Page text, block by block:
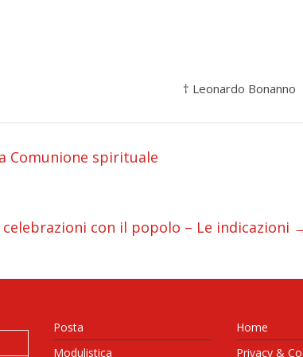
† Leonardo Bonanno
Comunione spirituale
celebrazioni con il popolo – Le indicazioni
Posta
Modulistica
Home
Privacy &